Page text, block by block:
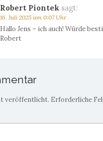
Robert Piontek sagt:
16. Juli 2025 um 0:07 Uhr
Hallo Jens – ich auch! Würde
Robert
veröffentlicht. Erforderliche